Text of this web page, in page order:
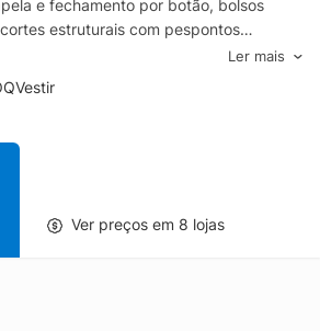
e fechamento por botão, bolsos
estruturais com pespontos
marca aplicada. Barra com ajuste lateral
frontal por botões metálicos.- Gola
com abotoamento- Bolsos frontais
embutidos- Recortes com
lateral- Fechamento por botões
Ler mais
Ver preços em 8 lojas